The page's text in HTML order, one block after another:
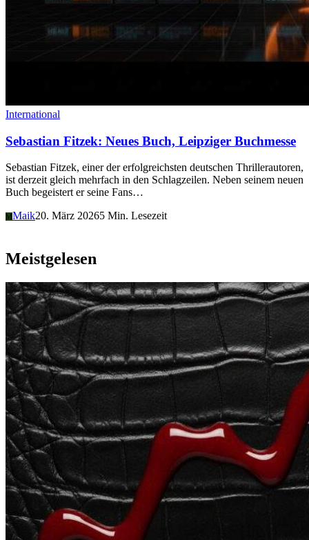
International
Sebastian Fitzek: Neues Buch, Leipziger Buchmesse
Sebastian Fitzek, einer der erfolgreichsten deutschen Thrillerautoren,
ist derzeit gleich mehrfach in den Schlagzeilen. Neben seinem neuen
Buch begeistert er seine Fans…
M Maik20. März 20265 Min. Lesezeit
Meistgelesen